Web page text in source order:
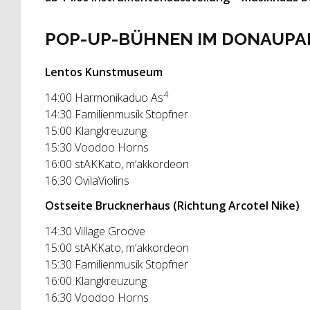
POP-UP-BÜHNEN IM
Lentos Kunstmuseum
14:00 Harmonikaduo As4
14:30 Familienmusik Stopfner
15:00 Klangkreuzung
15:30 Voodoo Horns
16:00 stAKKato, m’akkordeon
16:30 OvilaViolins
Ostseite Brucknerhaus (Richtung Arcotel Nike)
14:30 Village Groove
15:00 stAKKato, m’akkordeon
15:30 Familienmusik Stopfner
16:00 Klangkreuzung
16:30 Voodoo Horns